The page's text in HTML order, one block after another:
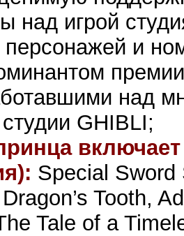
над игрой
и
над
GHIBLI;
Special
Tooth,
Tale of a